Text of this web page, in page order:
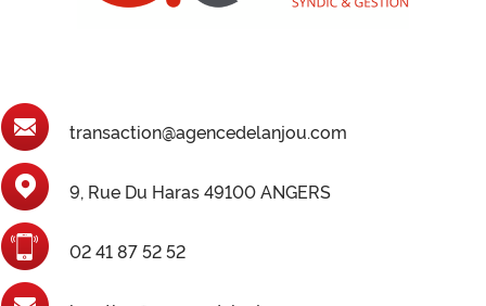
transaction@agencedelanjou.com
9, Rue Du Haras 49100 ANGERS
02 41 87 52 52